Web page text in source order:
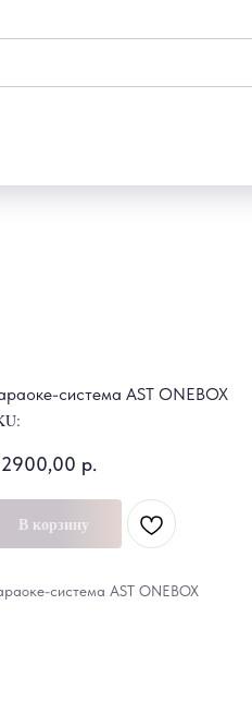
система AST ONEBOX
р.
В корзину
система AST ONEBOX